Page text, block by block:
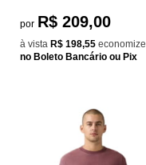
por R$ 209,00
à vista R$ 198,55 economize
no Boleto Bancário ou Pix